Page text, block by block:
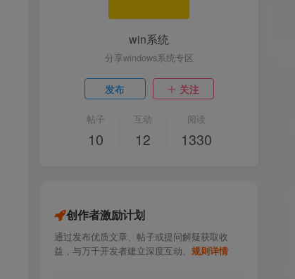
win系统
分享windows系统专区
发布 关注
帖子
10
互动
12
阅读
1330
创作者激励计划
通过发布优质文章、帖子或提问解疑获取收
益，与万千开发者建立深度互动。 规则详情